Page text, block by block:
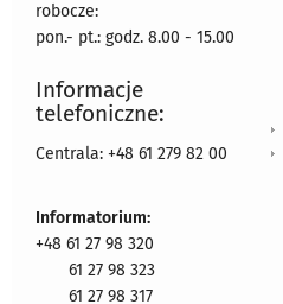
robocze:
pon.- pt.: godz. 8.00 - 15.00
Informacje
telefoniczne:
Centrala: +48 61 279 82 00
Informatorium:
+48 61 27 98 320
61 27 98 323
61 27 98 317